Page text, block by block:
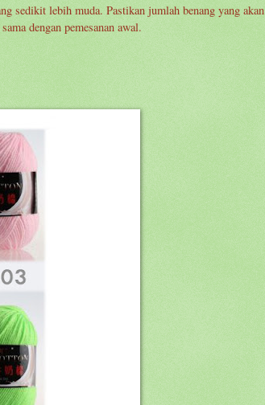
sedikit lebih muda. Pastikan jumlah benang yang akan
dengan pemesanan awal.